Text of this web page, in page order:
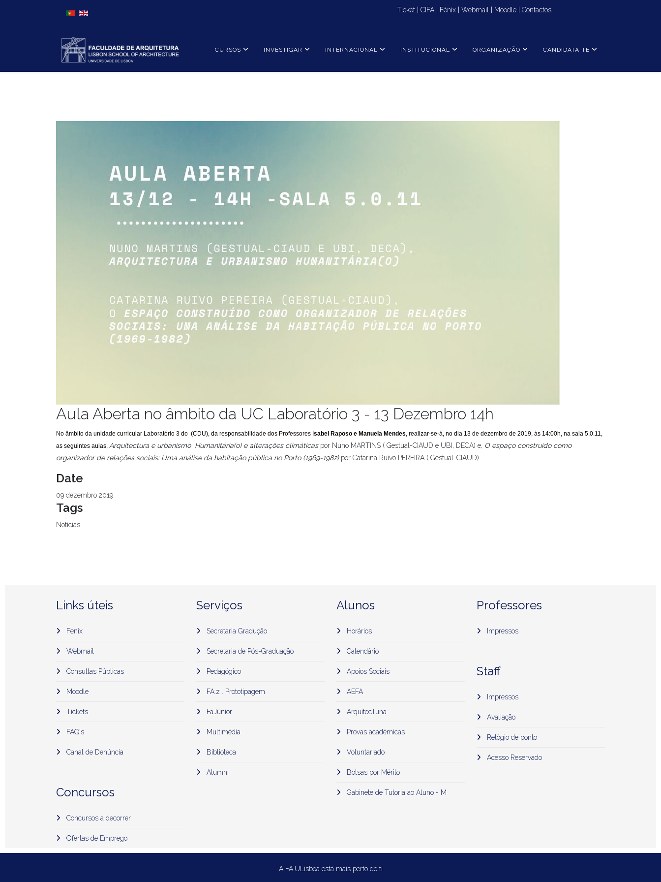
Escolha o seu idioma Ticket CIFA Fénix Webmail Moodle Contactos
CURSOS INVESTIGAR INTERNACIONAL INSTITUCIONAL ORGANIZAÇÃO CANDIDATA-TE
Aula Aberta no âmbito da UC Laboratório 3 - 13 Dezembro 14h
No âmbito da unidade curricular Laboratório 3 do (CDU), da responsabilidade dos Professores I sabel Raposo e Manuela Mendes, realizar-se-á, no dia 13 de dezembro de 2019, às 14:00h, na sala 5.0.11,
as seguintes aulas, Arquitectura e urbanismo Humanitária(o) e alterações climáticaspor Nuno MARTINS ( Gestual-CIAUD e UBI, DECA) e, O espaço construído como
organizador de relações sociais: Uma análise da habitação pública no Porto (1969-1982)por Catarina Ruivo PEREIRA ( Gestual-CIAUD).
Date
09 dezembro 2019
Tags
Notícias
Links úteis
Fenix
Webmail
Consultas Públicas
Moodle
Tickets
FAQ's
Canal de Denúncia
Concursos
Concursos a decorrer
Ofertas de Emprego
Serviços
Secretaria Gradução
Secretaria de Pós-Graduação
Pedagógico
FA.z . Prototipagem
FaJúnior
Multimédia
Biblioteca
Alumni
Alunos
Horários
Calendário
Apoios Sociais
AEFA
ArquitecTuna
Provas académicas
Voluntariado
Bolsas por Mérito
Gabinete de Tutoria ao Aluno - M
Professores
Impressos
Staff
Impressos
Avaliação
Relógio de ponto
Acesso Reservado
A FA.ULisboa está mais perto de ti